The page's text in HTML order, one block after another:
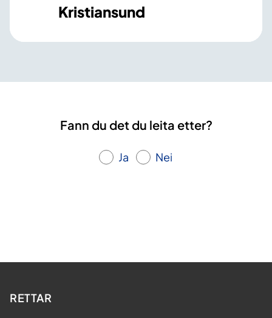
Kristiansund
Fann du det du leita etter?
Ja Nei
RETTAR